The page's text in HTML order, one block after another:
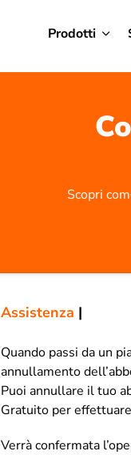
Prodotti
Scopri
Assistenza |
Quando passi da un
annullamento
Puoi annullare il tuo
Gratuito per
Verrà confermata